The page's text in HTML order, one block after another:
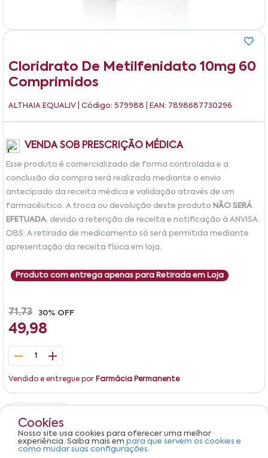
Cloridrato De Metilfenidato 10mg 60
Comprimidos
ALTHAIA EQUALIV | Código: 579988 | EAN: 7898687730296
VENDA SOB PRESCRIÇÃO MÉDICA
Esse produto é comercializado de forma controlada e a
conclusão da compra será realizada mediante o envio
antecipado da receita médica e validação através de um
farmacêutico. A troca ou devolução deste produto NÃO SERÁ
EFETUADA, devido a retenção de receita e notificação à ANVISA.
OBS: A retirada de medicamento só será permitida mediante
apresentação da receita física em loja.
Produto com entrega apenas para Retirada em Loja
71,73 30% OFF
49,98
1
Vendido e entregue por Farmácia Permanente
Produto não apresenta descrição.
Cookies
Nosso site usa cookies para oferecer uma melhor
experiência. Saiba mais em para que servem os cookies e
como mudar suas configurações.